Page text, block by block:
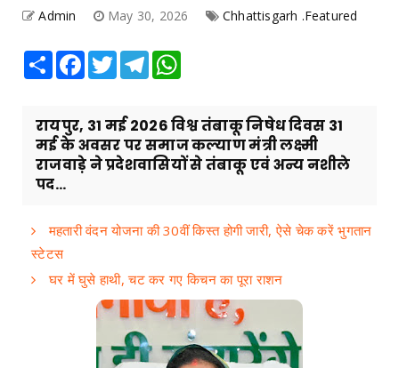
Admin May 30, 2026 Chhattisgarh .Featured
Share Facebook
TwitterTelegram
रायपुर, 31 मई 2026 विश्व तंबाकू निषेध दिवस 31
मई के अवसर पर समाज कल्याण मंत्री लक्ष्मी
राजवाड़े ने प्रदेशवासियों से तंबाकू एवं अन्य नशीले
पद...
महतारी वंदन योजना की 30वीं किस्त होगी जारी, ऐसे चेक करें भुगतान
स्टेटस
घर में घुसे हाथी, चट कर गए किचन का पूरा राशन